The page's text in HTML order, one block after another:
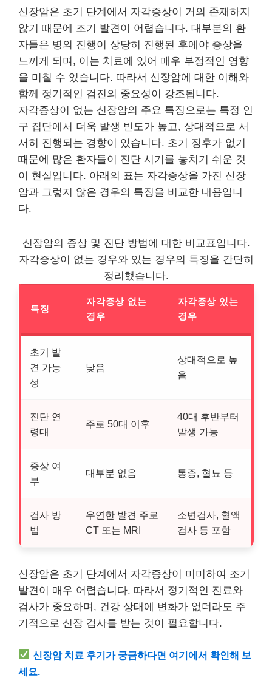
신장암은 초기 단계에서 자각증상이 거의 존재하지
않기 때문에 조기 발견이 어렵습니다. 대부분의 환
자들은 병의 진행이 상당히 진행된 후에야 증상을
느끼게 되며, 이는 치료에 있어 매우 부정적인 영향
을 미칠 수 있습니다. 따라서 신장암에 대한 이해와
함께 정기적인 검진의 중요성이 강조됩니다.
자각증상이 없는 신장암의 주요 특징으로는 특정 인
구 집단에서 더욱 발생 빈도가 높고, 상대적으로 서
서히 진행되는 경향이 있습니다. 초기 징후가 없기
때문에 많은 환자들이 진단 시기를 놓치기 쉬운 것
이 현실입니다. 아래의 표는 자각증상을 가진 신장
암과 그렇지 않은 경우의 특징을 비교한 내용입니
다.
신장암의 증상 및 진단 방법에 대한 비교표입니다.
자각증상이 없는 경우와 있는 경우의 특징을 간단히
정리했습니다.
특징
자각증상 없는
경우
자각증상 있는
경우
초기 발
견 가능
성
낮음
상대적으로 높
음
진단 연
령대
주로 50대 이후
40대 후반부터
발생 가능
증상 여
부
대부분 없음 통증, 혈뇨 등
검사 방
법
우연한 발견 주로
CT 또는 MRI
소변검사, 혈액
검사 등 포함
신장암은 초기 단계에서 자각증상이 미미하여 조기
발견이 매우 어렵습니다. 따라서 정기적인 진료와
검사가 중요하며, 건강 상태에 변화가 없더라도 주
기적으로 신장 검사를 받는 것이 필요합니다.
신장암 치료 후기가 궁금하다면 여기에서 확인해 보
세요.